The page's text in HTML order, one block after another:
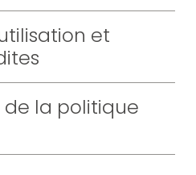
et
de la politique